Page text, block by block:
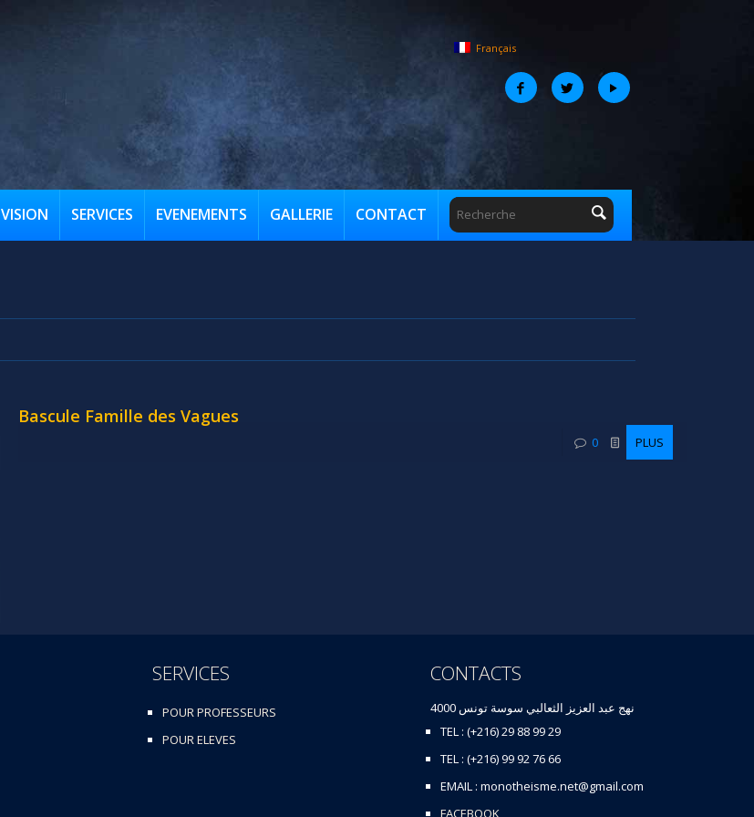
Français
VISION SERVICES EVENEMENTS GALLERIE CONTACT
Bascule Famille des Vagues
0 PLUS
SERVICES
POUR PROFESSEURS
POUR ELEVES
CONTACTS
نهج عبد العزيز الثعالبي سوسة تونس 4000
TEL : (+216) 29 88 99 29
TEL : (+216) 99 92 76 66
EMAIL : monotheisme.net@gmail.com
FACEBOOK